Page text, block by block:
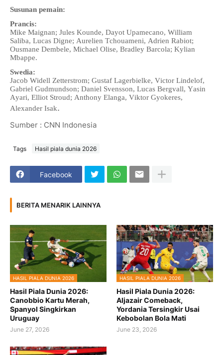
Susunan pemain:
Prancis:
Mike Maignan; Jules Kounde, Dayot Upamecano, William
Saliba, Lucas Digne; Aurelien Tchouameni, Adrien Rabiot;
Ousmane Dembele, Michael Olise, Bradley Barcola; Kylian
Mbappe.
Swedia:
Jacob Widell Zetterstrom; Gustaf Lagerbielke, Victor Lindelof,
Gabriel Gudmundson; Daniel Svensson, Lucas Bergvall, Yasin
Ayari, Elliot Stroud; Anthony Elanga, Viktor Gyokeres,
Alexander Isak.
Sumber : CNN Indonesia
Tags Hasil piala dunia 2026
Facebook
BERITA MENARIK LAINNYA
HASIL PIALA DUNIA 2026
Hasil Piala Dunia 2026:
Canobbio Kartu Merah,
Spanyol Singkirkan
Uruguay
June 27, 2026
HASIL PIALA DUNIA 2026
Hasil Piala Dunia 2026:
Aljazair Comeback,
Yordania Tersingkir Usai
Kebobolan Bola Mati
June 23, 2026